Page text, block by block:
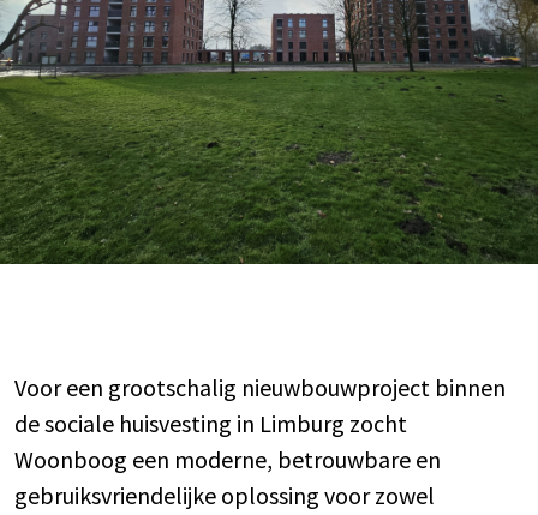
Voor een grootschalig nieuwbouwproject binnen
de sociale huisvesting in Limburg zocht
Woonboog een moderne, betrouwbare en
gebruiksvriendelijke oplossing voor zowel